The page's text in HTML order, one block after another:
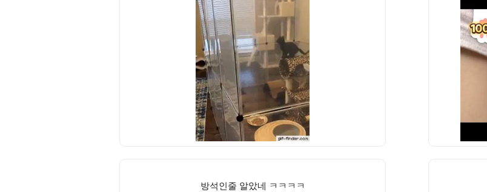
방석인줄 알았네 ㅋㅋㅋㅋ